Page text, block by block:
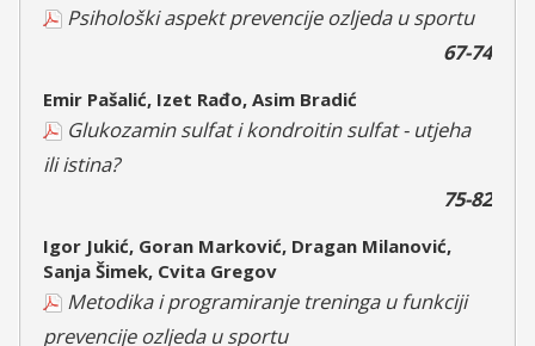
Psihološki aspekt prevencije ozljeda u sportu
67-74
Emir Pašalić, Izet Rađo, Asim Bradić
Glukozamin sulfat i kondroitin sulfat - utjeha
ili istina?
75-82
Igor Jukić, Goran Marković, Dragan Milanović,
Sanja Šimek, Cvita Gregov
Metodika i programiranje treninga u funkciji
prevencije ozljeda u sportu